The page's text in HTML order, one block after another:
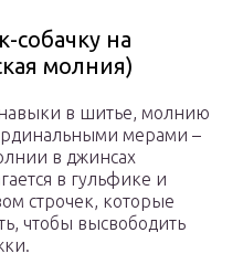
собачку на
молния)
в шитье, молнию
мерами –
в джинсах
в гульфике и
строчек, которые
чтобы высвободить